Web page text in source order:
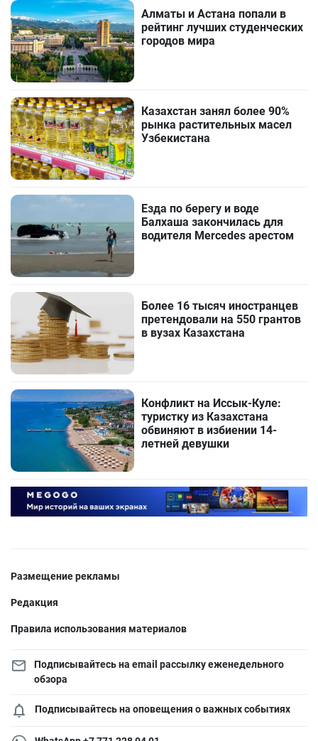
Алматы и Астана попали в
рейтинг лучших студенческих
городов мира
Казахстан занял более 90%
рынка растительных масел
Узбекистана
Езда по берегу и воде
Балхаша закончилась для
водителя Mercedes арестом
Более 16 тысяч иностранцев
претендовали на 550 грантов
в вузах Казахстана
Конфликт на Иссык-Куле:
туристку из Казахстана
обвиняют в избиении 14-
летней девушки
Размещение рекламы
Редакция
Правила использования материалов
Подписывайтесь на email рассылку еженедельного
обзора
Подписывайтесь на оповещения о важных событиях